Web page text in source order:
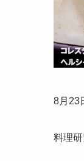
8月23
料理